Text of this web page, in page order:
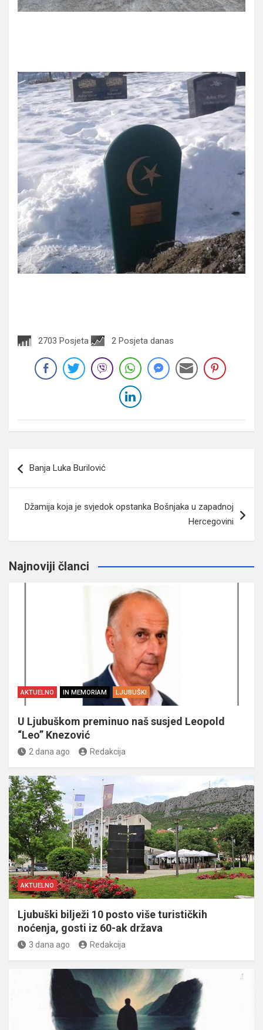
2703 Posjeta 2 Posjeta danas
članaka
Banja Luka Burilović
Džamija koja je svjedok opstanka Bošnjaka u zapadnoj
Hercegovini
Najnoviji članci
AKTUELNO IN MEMORIAM LJUBUŠKI
U Ljubuškom preminuo naš susjed Leopold
“Leo” Knezović
2 dana ago Redakcija
AKTUELNO
Ljubuški bilježi 10 posto više turističkih
noćenja, gosti iz 60-ak država
3 dana ago Redakcija